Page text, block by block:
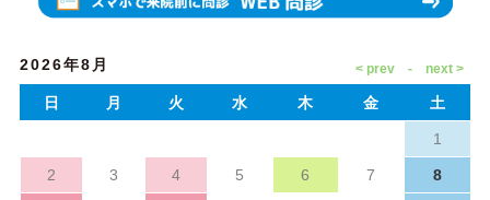
2026年8月
日 月 火 水 木 金 土
1
2 3 4 5 6 7 8